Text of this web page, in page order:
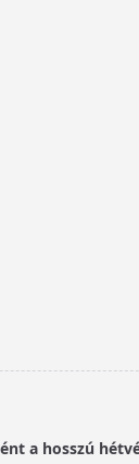
a hosszú